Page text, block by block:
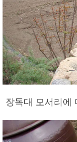
장독대 모서리에